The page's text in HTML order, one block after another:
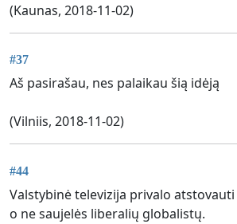
(Kaunas, 2018-11-02)
#37
Aš pasirašau, nes palaikau šią idėją
(Vilniis, 2018-11-02)
#44
Valstybinė televizija privalo
o ne saujelės liberalių globalistų.